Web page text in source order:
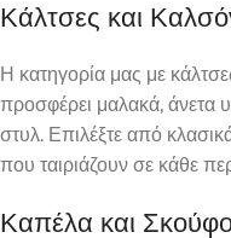
Κάλτσες και
Η κατηγορία μας με
προσφέρει μαλακά, άνετα
στυλ. Επιλέξτε από
που ταιριάζουν σε κάθε
Καπέλα και